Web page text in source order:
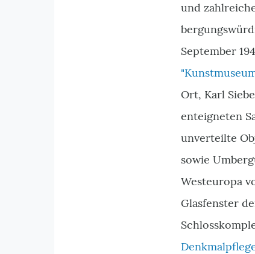
und
September
Ort, Karl
enteigneten
unverteilte
sowie
Westeuropa
Glasfenster